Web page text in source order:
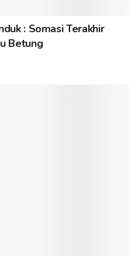
: Somasi Terakhir
Betung